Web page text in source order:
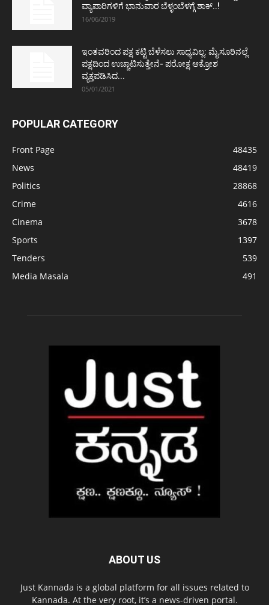
ವ್ಯಾಪಾರಿಗಳಿಗೆ ಭಾನುವಾರ ಬೆಳ್ಳಂಬೆಳಗ್ಗೆ ಶಾಕ್..!
16/06/2019
ಇಂತವರಿಂದ ಪಕ್ಷ ಕಟ್ಟಿ ಬೆಳೆಸಲು ಸಾಧ್ಯವಿಲ್ಲ: ಮೈಸೂರಿನಲ್ಲೆ
ಪಕ್ಷದಿಂದ ಉಚ್ಚಾಟಿಸುತ್ತೇನೆ- ಪರೋಕ್ಷ ಆಕ್ರೋಶ
ವ್ಯಕ್ತಪಡಿಸಿದ...
05/01/2021
POPULAR CATEGORY
Front Page
48435
News
48419
Politics
28868
Crime
4616
Cinema
3678
Sports
1397
Tenders
539
Media Masala
491
ABOUT US
Just Kannada is a global platform for all issues related to
Kannada. At the very root, it’s a news-driven portal.